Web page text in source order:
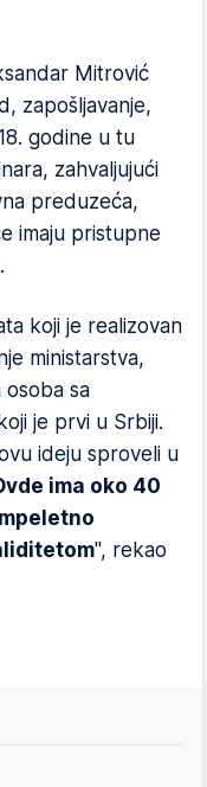
Mitrović
zapošljavanje,
godine u tu
zahvaljujući
preduzeća,
imaju pristupne
koji je realizovan
ministarstva,
osoba sa
je prvi u Srbiji.
ideju sproveli u
ima oko 40
", rekao